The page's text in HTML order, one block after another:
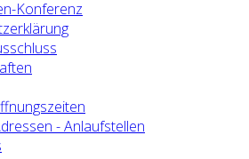
Konferenz
- Anlaufstellen